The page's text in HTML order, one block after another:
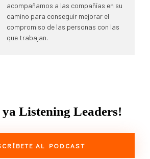
acompañamos a las compañías en su
camino para conseguir mejorar el
compromiso de las personas con las
que trabajan.
ya Listening Leaders!
AL PODCAST